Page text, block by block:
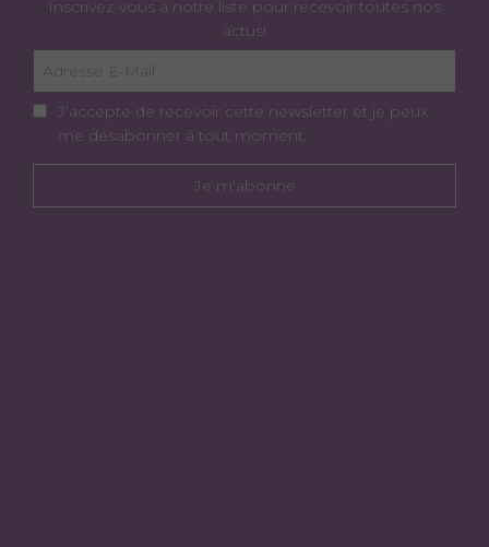
Inscrivez-vous à notre liste pour recevoir toutes nos
actus!
J’accepte de recevoir cette newsletter et je peux
me désabonner à tout moment.
Je m'abonne